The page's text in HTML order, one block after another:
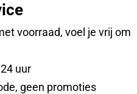
voorraad, voel je vrij om
uur
geen promoties